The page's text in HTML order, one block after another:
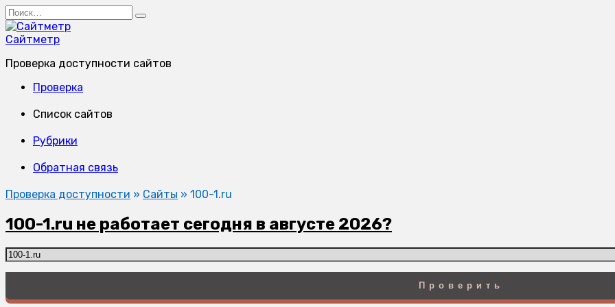
Перейти
к
содержанию
Search
for:
Сайтметр
Проверка доступности сайтов
Проверка
Список сайтов
Рубрики
Обратная связь
Проверка доступности » Сайты » 100-1.ru
100-1.ru не работает сегодня в августе 2026?
Проверить